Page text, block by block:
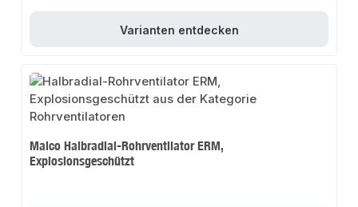
Varianten entdecken
Maico Halbradial-Rohrventilator ERM,
Explosionsgeschützt